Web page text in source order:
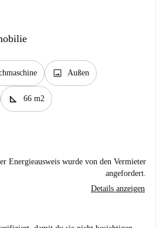
image Außen
square_foot 66 m2
Energieausweis wurde von den Vermieter
angefordert.
Details anzeigen